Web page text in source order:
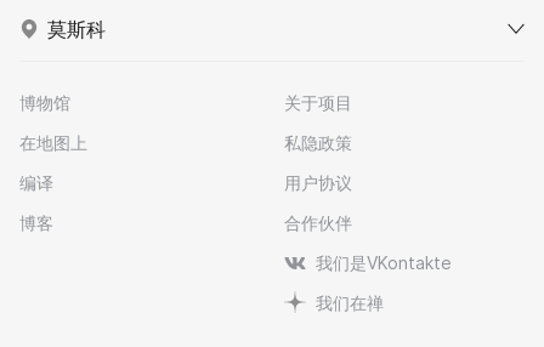
莫斯科
博物馆
在地图上
编译
博客
关于项目
私隐政策
用户协议
合作伙伴
我们是VKontakte
我们在禅